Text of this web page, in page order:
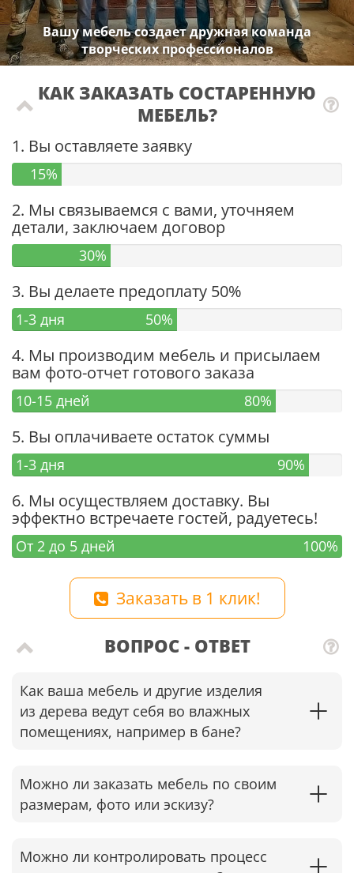
Вашу мебель создает дружная команда
творческих профессионалов
КАК ЗАКАЗАТЬ СОСТАРЕННУЮ
МЕБЕЛЬ?
1. Вы оставляете заявку
15%
2. Мы связываемся с вами, уточняем
детали, заключаем договор
30%
3. Вы делаете предоплату 50%
1-3 дня 50%
4. Мы производим мебель и присылаем
вам фото-отчет готового заказа
10-15 дней 80%
5. Вы оплачиваете остаток суммы
1-3 дня 90%
6. Мы осуществляем доставку. Вы
эффектно встречаете гостей, радуетесь!
От 2 до 5 дней 100%
Заказать в 1 клик!
ВОПРОС - ОТВЕТ
Как ваша мебель и другие изделия
из дерева ведут себя во влажных
помещениях, например в бане?
Можно ли заказать мебель по своим
размерам, фото или эскизу?
Можно ли контролировать процесс